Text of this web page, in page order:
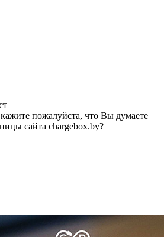
пожалуйста, что Вы думаете
сайта chargebox.by?